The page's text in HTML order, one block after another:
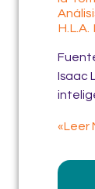
H.L.A.
Isaac
«Leer